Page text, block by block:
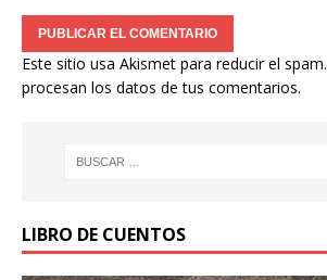
Este sitio usa Akismet para reducir el spam.
procesan los datos de tus comentarios.
LIBRO DE CUENTOS